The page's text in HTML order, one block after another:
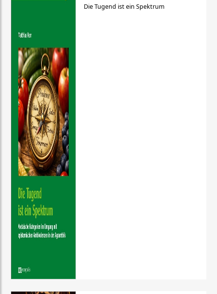
Die Tugend ist ein Spektrum